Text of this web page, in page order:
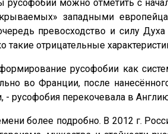
можно отметить с
западными
превосходство и силу
отрицательные
русофобии как
во Франции, после
русофобия перекочевала в
более подробно. В 2012 г.